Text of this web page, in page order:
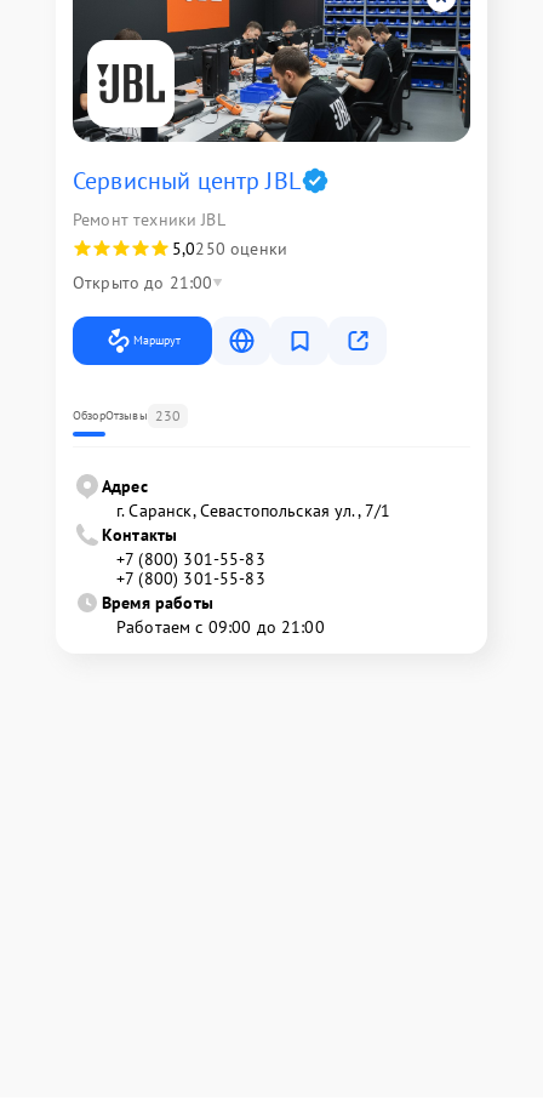
Сервисный центр JBL
Ремонт техники JBL
5,0250 оценки
Открыто до 21:00
Маршрут
ОбзорОтзывы 230
Адрес
г. Саранск, Севастопольская ул., 7/1
Контакты
+7 (800) 301-55-83
+7 (800) 301-55-83
Время работы
Работаем с 09:00 до 21:00